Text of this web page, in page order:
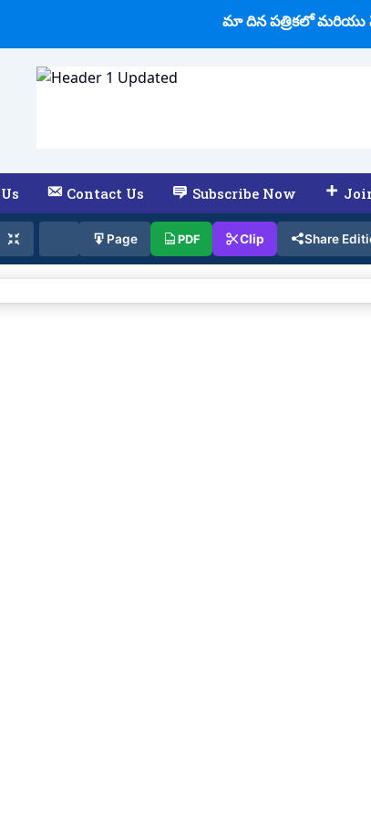
మా దిన పత్రికలో మరియు
Contact Us Subscribe Now
Page PDF Clip Share